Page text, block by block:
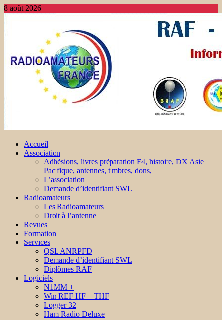
8 août 2026
Accueil
Association
Adhésions, livres préparation F4, histoire, DX Asie
Pacifique, antennes, timbres, dons,
L’association
Demande d’identifiant SWL
Radioamateurs
Les Radioamateurs
Droit à l’antenne
Revues
Formation
Services
QSL ANRPFD
Demande d’identifiant SWL
Diplômes RAF
Logiciels
N1MM +
Win REF HF – THF
Logger 32
Ham Radio Deluxe